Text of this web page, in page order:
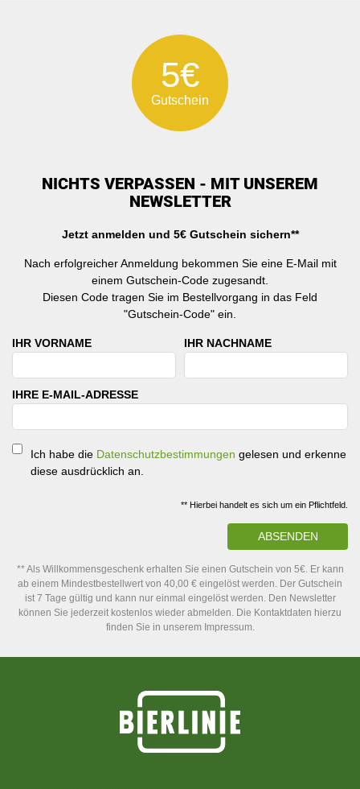
5€
Gutschein
NICHTS VERPASSEN - MIT UNSEREM
NEWSLETTER
Jetzt anmelden und 5€ Gutschein sichern**
Nach erfolgreicher Anmeldung bekommen Sie eine E-Mail mit
einem Gutschein-Code zugesandt.
Diesen Code tragen Sie im Bestellvorgang in das Feld
"Gutschein-Code" ein.
IHR VORNAME IHR NACHNAME
IHRE E-MAIL-ADRESSE
Ich habe die Datenschutzbestimmungen gelesen und erkenne
diese ausdrücklich an.
** Hierbei handelt es sich um ein Pflichtfeld.
ABSENDEN
** Als Willkommensgeschenk erhalten Sie einen Gutschein von 5€. Er kann
ab einem Mindestbestellwert von 40,00 € eingelöst werden. Der Gutschein
ist 7 Tage gültig und kann nur einmal eingelöst werden. Den Newsletter
können Sie jederzeit kostenlos wieder abmelden. Die Kontaktdaten hierzu
finden Sie in unserem Impressum.